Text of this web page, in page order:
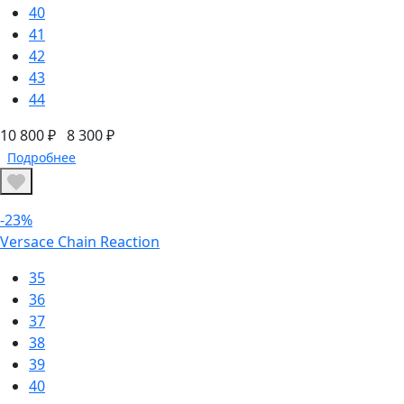
40
41
42
43
44
10 800 ₽ 8 300 ₽
Подробнее
-23%
Versace Chain Reaction
35
36
37
38
39
40